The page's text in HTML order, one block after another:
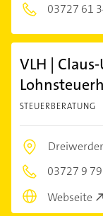
03727 61
VLH |
STEUERBERATUNG
03727 9
Webseite